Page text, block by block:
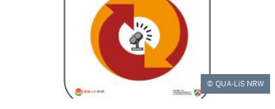
QUA-LiS NRW